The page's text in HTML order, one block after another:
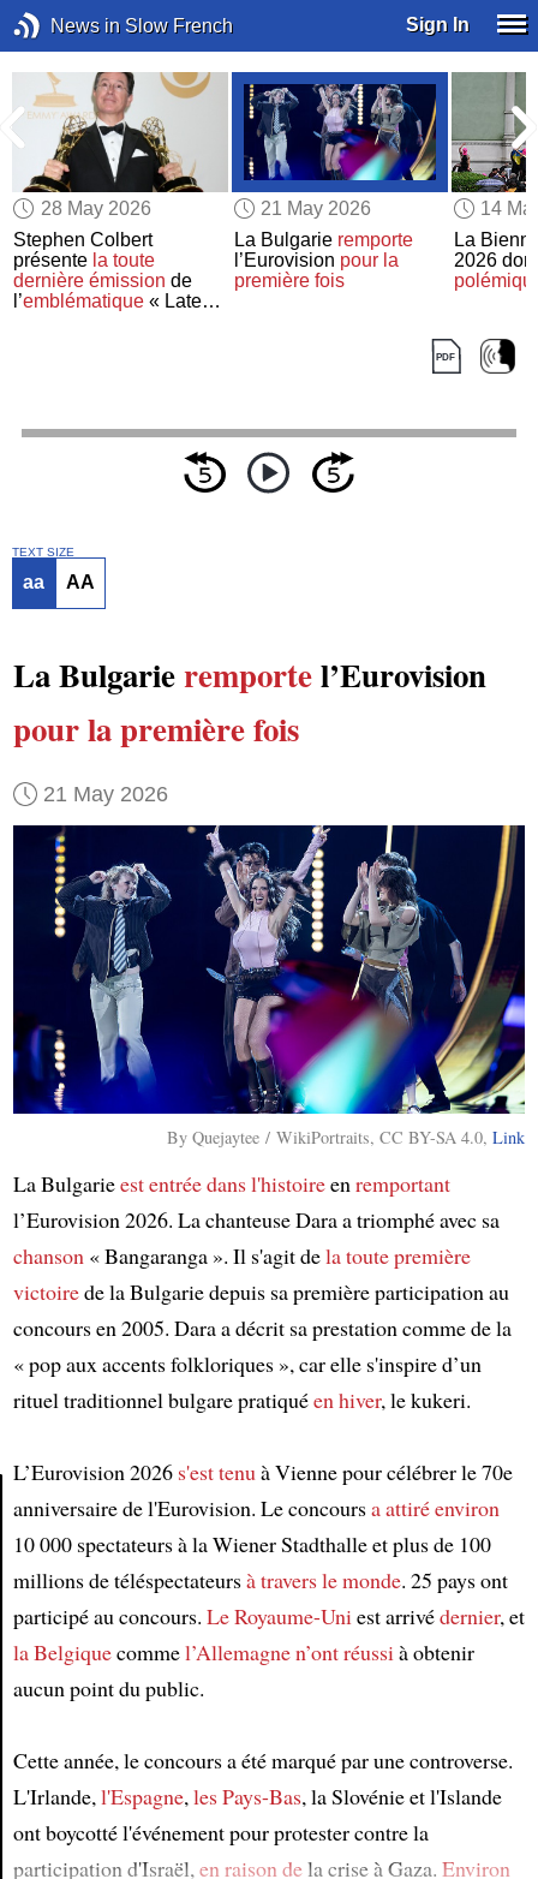
News in Slow French Sign In
28 May 2026
Stephen Colbert
présente la toute
dernière émission de
l’emblématique « Late
21 May 2026
La Bulgarie remporte
l’Eurovision pour la
première fois
14
La
2026
Article
TEXT SIZE
aa AA
La Bulgarieremportel’Eurovision
pour la première fois
21 May 2026
By Quejaytee / WikiPortraits, CC BY-SA 4.0,Link
La Bulgarieest entrée dans l'histoireen remportant
l’Eurovision 2026. La chanteuse Dara a triomphé avec sa
chanson « Bangaranga ». Il s'agit dela toute première
victoirede la Bulgarie depuis sa première participation au
concours en 2005. Dara a décrit sa prestation comme de la
« pop aux accents folkloriques », car elle s'inspire d’un
rituel traditionnel bulgare pratiquéen hiver, le kukeri.
L’Eurovision 2026 s'est tenu à Vienne pour célébrer le 70e
anniversaire de l'Eurovision. Le concoursa attiréenviron
10 000 spectateurs à la Wiener Stadthalle et plus de 100
millions de téléspectateursà travers le monde. 25 pays ont
participé au concours. Le Royaume-Uni est arrivédernier, et
la Belgiquecommel’Allemagnen’ont réussi à obtenir
aucun point du public.
Cette année, le concours a été marqué par une controverse.
L'Irlande, l'Espagne, les Pays-Bas, la Slovénie et l'Islande
ont boycotté l'événement pour protester contre la
participation d'Israël, en raison dela crise à Gaza. Environ